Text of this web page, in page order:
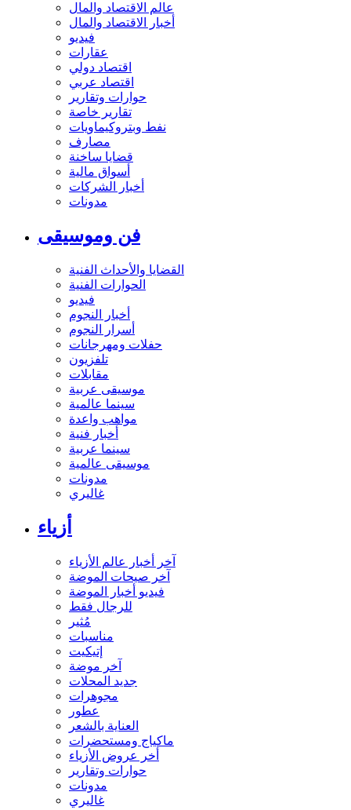
عالم الاقتصاد والمال
أخبار الاقتصاد والمال
فيديو
عقارات
اقتصاد دولي
اقتصاد عربي
حوارات وتقارير
تقارير خاصة
نفط وبتروكيماويات
مصارف
قضايا ساخنة
أسواق مالية
أخبار الشركات
مدونات
فن وموسيقى
القضايا والأحداث الفنية
الحوارات الفنية
فيديو
أخبار النجوم
أسرار النجوم
حفلات ومهرجانات
تلفزيون
مقابلات
موسيقى عربية
سينما عالمية
مواهب واعدة
أخبار فنية
سينما عربية
موسيقى عالمية
مدونات
غاليري
أزياء
آخر أخبار عالم الأزياء
آخر صيحات الموضة
فيديو أخبار الموضة
للرجال فقط
مُثير
مناسبات
إتيكيت
آخر موضة
جديد المحلات
مجوهرات
عطور
العناية بالشعر
ماكياج ومستحضرات
أخر عروض الأزياء
حوارات وتقارير
مدونات
غاليري